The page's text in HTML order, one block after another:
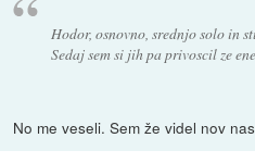
Hodor, osnovno, srednjo solo in
Sedaj sem si jih pa privoscil ze
No me veseli. Sem že videl nov